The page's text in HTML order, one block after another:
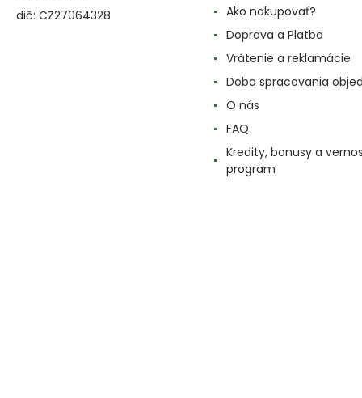
dič: CZ27064328
Ako nakupovať?
Doprava a Platba
Vrátenie a reklamácie
Doba spracovania
O nás
FAQ
Kredity, bonusy a
program